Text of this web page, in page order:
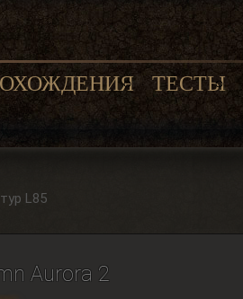
ТЕСТЫ
L85
Aurora 2